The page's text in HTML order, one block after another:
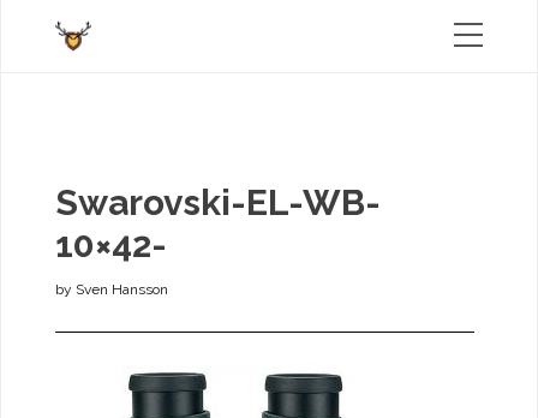
Swarovski-EL-WB-
10×42-
by Sven Hansson